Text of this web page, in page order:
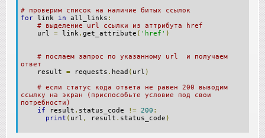
# проверим список на наличие битых ссылок
for link in all_links :
# выделение url ссылки из аттрибута href
url = link. get_attribute ( 'href' )
# послаем запрос по указанному url и получаем
ответ
result = requests . head ( url )
# если статус кода ответа не равен 200 выводим
ссылку на экран (приспособьте условие под свои
потребности)
if result . status_code != 200 :
print ( url , result . status_code )